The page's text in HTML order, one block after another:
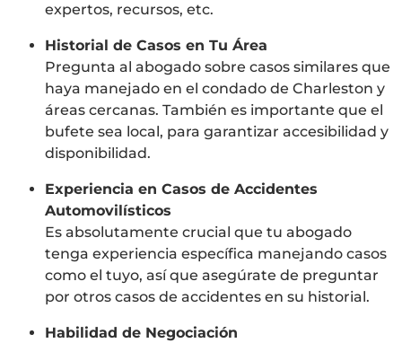
expertos, recursos, etc.
Historial de Casos en Tu Área
Pregunta al abogado sobre casos similares que
haya manejado en el condado de Charleston y
áreas cercanas. También es importante que el
bufete sea local, para garantizar accesibilidad y
disponibilidad.
Experiencia en Casos de Accidentes
Automovilísticos
Es absolutamente crucial que tu abogado
tenga experiencia específica manejando casos
como el tuyo, así que asegúrate de preguntar
por otros casos de accidentes en su historial.
Habilidad de Negociación